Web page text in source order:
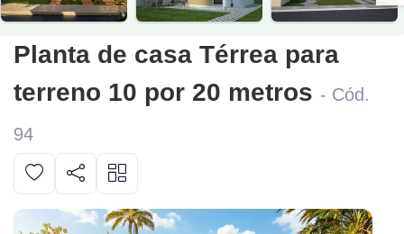
Planta de casa Térrea para
terreno 10 por 20 metros - Cód.
94